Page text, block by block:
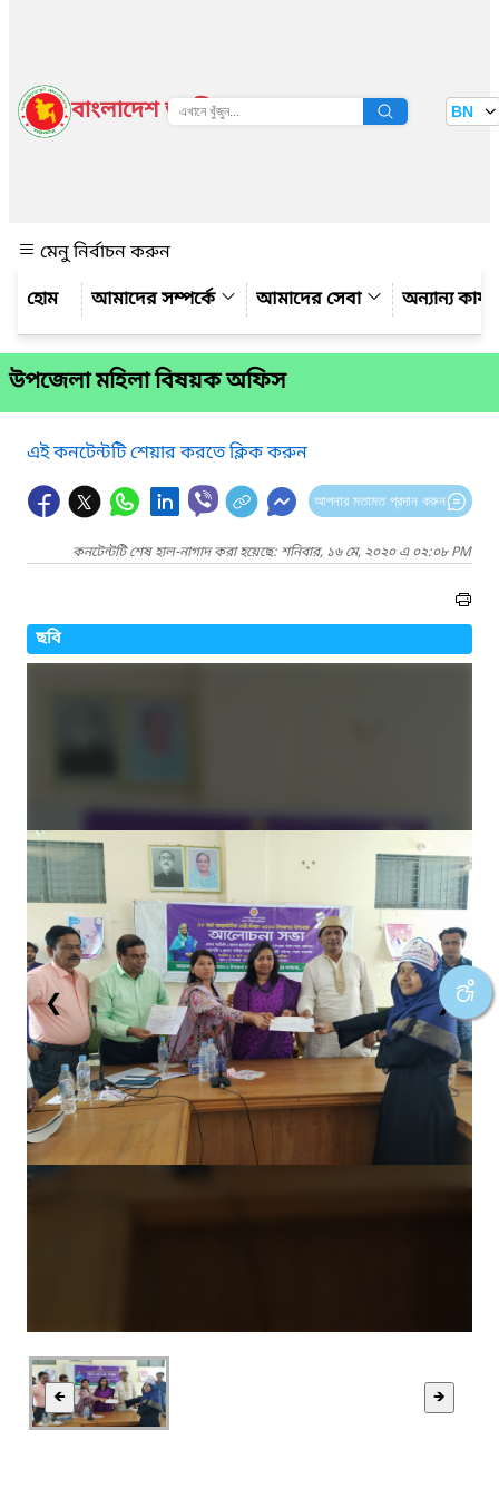
বাংলাদেশ জাতীয় তথ্য বাতায়ন BN
মেনু নির্বাচন করুন
আমাদের সম্পর্কে
আমাদের সেবা অন্যান্য
উপজেলা মহিলা বিষয়ক অফিস
এই কনটেন্টটি শেয়ার করতে ক্লিক করুন
আপনার মতামত প্রদান করুন
কনটেন্টটি শেষ হাল-নাগাদ করা হয়েছে: শনিবার, ১৬ মে, ২০২০ এ ০২:০৮ PM
ছবি
❮ ❯
🡸 🡺